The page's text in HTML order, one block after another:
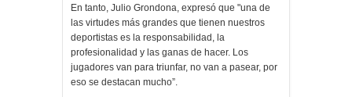
En tanto, Julio Grondona, expresó que "una de
las virtudes más grandes que tienen nuestros
deportistas es la responsabilidad, la
profesionalidad y las ganas de hacer. Los
jugadores van para triunfar, no van a pasear, por
eso se destacan mucho”.